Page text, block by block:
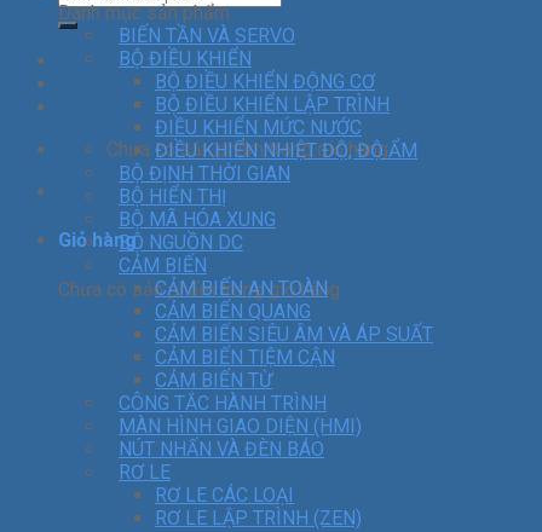
Chưa có sản phẩm trong giỏ hàng.
Giỏ hàng
Chưa có sản phẩm trong giỏ hàng.
Danh mục sản phẩm
BIẾN TẦN VÀ SERVO
BỘ ĐIỀU KHIỂN
BỘ ĐIỀU KHIỂN ĐỘNG CƠ
BỘ ĐIỀU KHIỂN LẬP TRÌNH
ĐIỀU KHIỂN MỨC NƯỚC
ĐIỀU KHIỂN NHIỆT ĐỘ, ĐỘ ẨM
BỘ ĐỊNH THỜI GIAN
BỘ HIỂN THỊ
BỘ MÃ HÓA XUNG
BỘ NGUỒN DC
CẢM BIẾN
CẢM BIẾN AN TOÀN
CẢM BIẾN QUANG
CẢM BIẾN SIÊU ÂM VÀ ÁP SUẤT
CẢM BIẾN TIỆM CẬN
CẢM BIẾN TỪ
CÔNG TẮC HÀNH TRÌNH
MÀN HÌNH GIAO DIỆN (HMI)
NÚT NHẤN VÀ ĐÈN BÁO
RƠ LE
RƠ LE CÁC LOẠI
RƠ LE LẬP TRÌNH (ZEN)